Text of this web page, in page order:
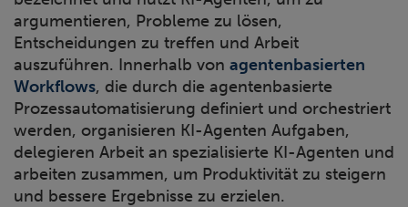
argumentieren, Probleme zu lösen,
Entscheidungen zu treffen und Arbeit
auszuführen. Innerhalb von agentenbasierten
Workflows, die durch die agentenbasierte
Prozessautomatisierung definiert und orchestriert
werden, organisieren KI-Agenten Aufgaben,
delegieren Arbeit an spezialisierte KI-Agenten und
arbeiten zusammen, um Produktivität zu steigern
und bessere Ergebnisse zu erzielen.